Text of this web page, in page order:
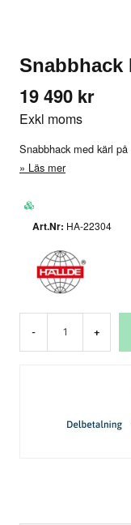
Snabbhack
19 490 kr
Exkl moms
Snabbhack med kärl
Läs mer
HA-22304
- +